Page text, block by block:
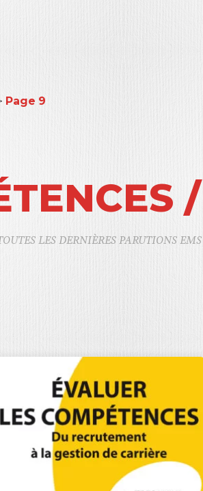
Page 9
LES DERNIÈRES PARUTIONS EMS